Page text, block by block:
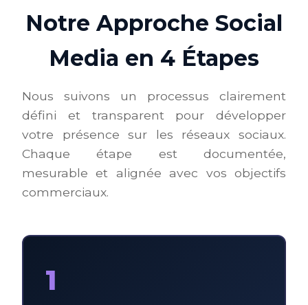
Notre Approche Social
Media en 4 Étapes
Nous suivons un processus clairement
défini et transparent pour développer
votre présence sur les réseaux sociaux.
Chaque étape est documentée,
mesurable et alignée avec vos objectifs
commerciaux.
1